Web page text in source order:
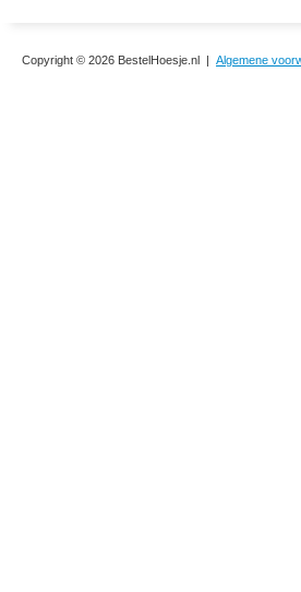
Copyright © 2026 BestelHoesje.nl | Algemene